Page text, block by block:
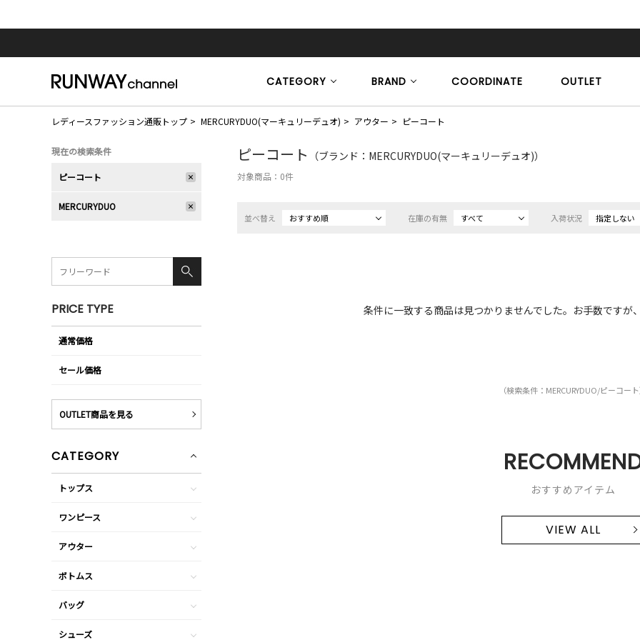
CATEGORY BRAND COORDINATE OUTLET
レディースファッション通販トップ MERCURYDUO(マーキュリーデュオ) アウター ピーコート
ピーコート （ブランド：MERCURYDUO(マーキュリーデュオ)）
対象商品： 0件
並べ替え おすすめ順 在庫の有無 すべて 入荷状況 指定しない
条件に一致する商品は見つかりませんでした。お手数ですが
（検索条件：MERCURYDUO/ピーコー
おすすめアイテム
VIEW ALL
現在の検索条件
ピーコート
MERCURYDUO
PRICE TYPE
通常価格
セール価格
OUTLET商品を見る
CATEGORY
トップス
ワンピース
アウター
ボトムス
バッグ
シューズ